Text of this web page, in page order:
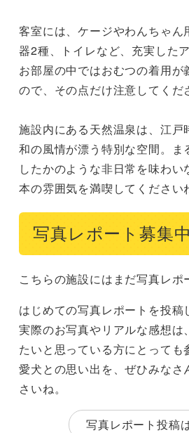
客室には、ケージやわんちゃん
器2種、トイレなど、充実した
お部屋の中ではおむつの着用が
ので、その点だけ注意してくだ
施設内にある天然温泉は、江戸
和の風情が漂う特別な空間。ま
したかのような非日常を味わい
本の雰囲気を満喫してください
写真レポート募集中
こちらの施設にはまだ写真レポ
はじめての写真レポートを投稿
実際のお写真やリアルな感想は
たいと思っている方にとっても
愛犬との思い出を、ぜひみなさ
さいね。
写真レポート投稿